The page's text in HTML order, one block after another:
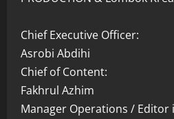
Chief Executive Officer:
Asrobi Abdihi
Chief of Content:
Fakhrul Azhim
Manager Operations / Editor